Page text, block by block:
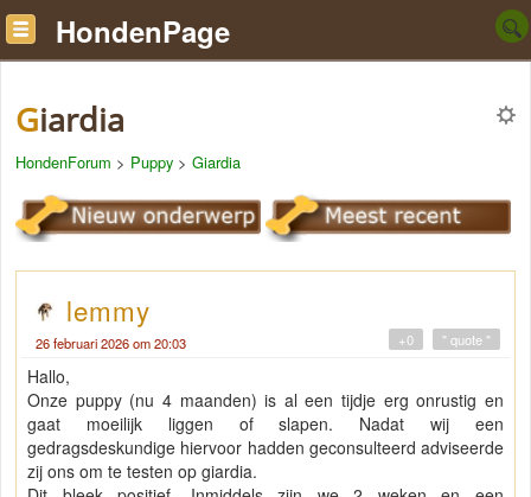
HondenPage
Giardia
HondenForum > Puppy > Giardia
lemmy
26 februari 2026 om 20:03 " quote "
+0
Hallo,
Onze puppy (nu 4 maanden) is al een tijdje erg onrustig en
gaat moeilijk liggen of slapen. Nadat wij een
gedragsdeskundige hiervoor hadden geconsulteerd adviseerde
zij ons om te testen op giardia.